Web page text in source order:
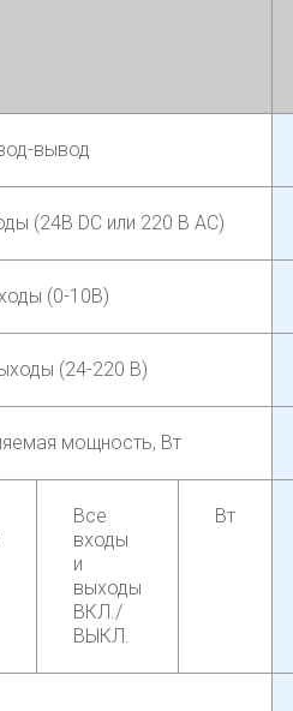
вывод
(24В DC или 220 В AC)
(0-10В)
(24-220 В)
мощность, Вт
Все
входы
и
выходы
ВКЛ./
ВЫКЛ.
Вт